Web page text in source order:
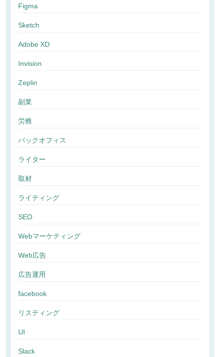
Figma
Sketch
Adobe XD
Invision
Zeplin
副業
労務
バックオフィス
ライター
取材
ライティング
SEO
Webマーケティング
Web広告
広告運用
facebook
リスティング
UI
Slack